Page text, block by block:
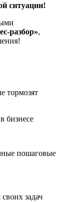
ситуации!
разбор»,
тормозят
бизнесе
пошаговые
задач